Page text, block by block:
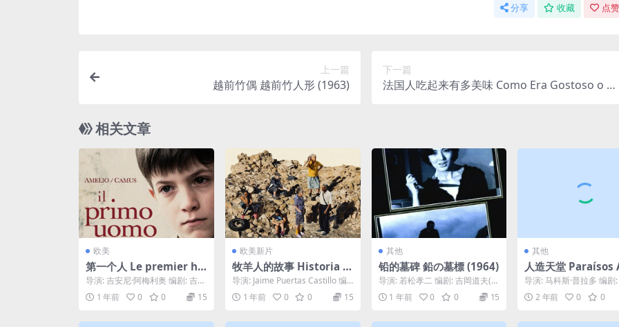
分享 收藏 点
上一篇
越前竹偶 越前竹人形 (1963)
下一篇
法国人吃起来有多美味 Como Era Gostoso o M
相关文章
欧美
第一个人 Le premier ho
mme (2011)
导演: 吉安尼·阿梅利奥 编剧: 吉安
尼·阿梅利奥 / 阿尔贝·加缪 主
演: C...1 年前 0 0 15
欧美新片
牧羊人的故事 Historia d
e pastores (2024)
导演: Jaime Puertas Castillo 编
剧: Jaime Pue...
1 年前 0 0 15
其他
铅的墓碑 鉛の墓標 (1964)
导演: 若松孝二 编剧: 吉岡道夫(脚
本) 主演: 野上正义 / 築地容子 / ...
1 年前 0 0 15
其他
人造天堂
ciais (2012)
导演: 马科斯·普拉多 编剧
·帕迪拉 / 克里斯蒂亚诺·
达 / 马...
2 年前 0 0